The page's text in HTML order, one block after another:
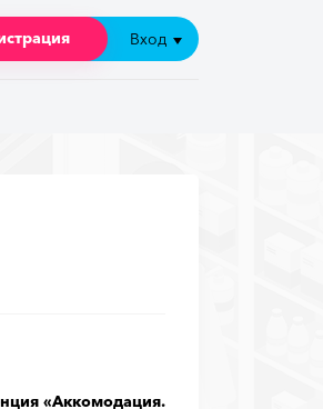
Вход
Вход
«Аккомодация.